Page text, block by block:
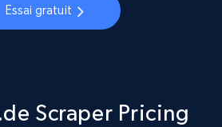
Followers, Posts count, Is
Is professional account, Is
Essai gratuit
Scraper Pricing